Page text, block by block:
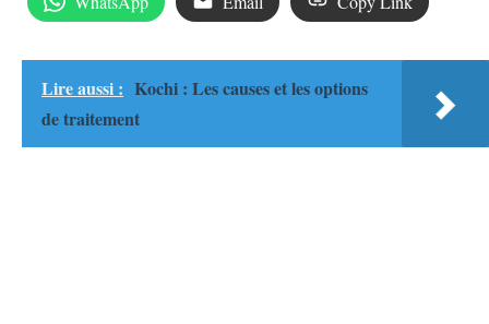
Lire aussi : Kochi : Les causes et les options
de traitement